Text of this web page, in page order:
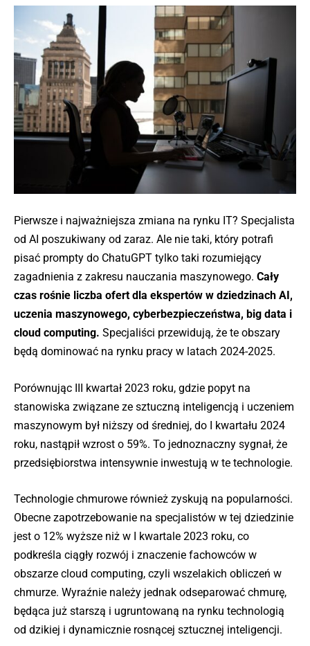
Pierwsze i najważniejsza zmiana na rynku IT? Specjalista
od AI poszukiwany od zaraz. Ale nie taki, który potrafi
pisać prompty do ChatuGPT tylko taki rozumiejący
zagadnienia z zakresu nauczania maszynowego. Cały
czas rośnie liczba ofert dla ekspertów w dziedzinach AI,
uczenia maszynowego, cyberbezpieczeństwa, big data i
cloud computing. Specjaliści przewidują, że te obszary
będą dominować na rynku pracy w latach 2024-2025.
Porównując III kwartał 2023 roku, gdzie popyt na
stanowiska związane ze sztuczną inteligencją i uczeniem
maszynowym był niższy od średniej, do I kwartału 2024
roku, nastąpił wzrost o 59%. To jednoznaczny sygnał, że
przedsiębiorstwa intensywnie inwestują w te technologie.
Technologie chmurowe również zyskują na popularności.
Obecne zapotrzebowanie na specjalistów w tej dziedzinie
jest o 12% wyższe niż w I kwartale 2023 roku, co
podkreśla ciągły rozwój i znaczenie fachowców w
obszarze cloud computing, czyli wszelakich obliczeń w
chmurze. Wyraźnie należy jednak odseparować chmurę,
będąca już starszą i ugruntowaną na rynku technologią
od dzikiej i dynamicznie rosnącej sztucznej inteligencji.